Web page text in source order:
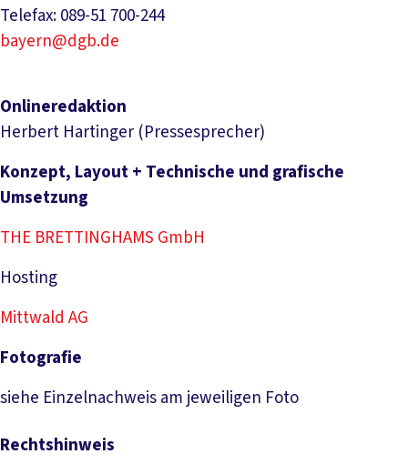
Telefax: 089-51 700-244
bayern@dgb.de
Onlineredaktion
Herbert Hartinger (Pressesprecher)
Konzept, Layout + Technische und grafische
Umsetzung
THE BRETTINGHAMS GmbH
Hosting
Mittwald AG
Fotografie
siehe Einzelnachweis am jeweiligen Foto
Rechtshinweis